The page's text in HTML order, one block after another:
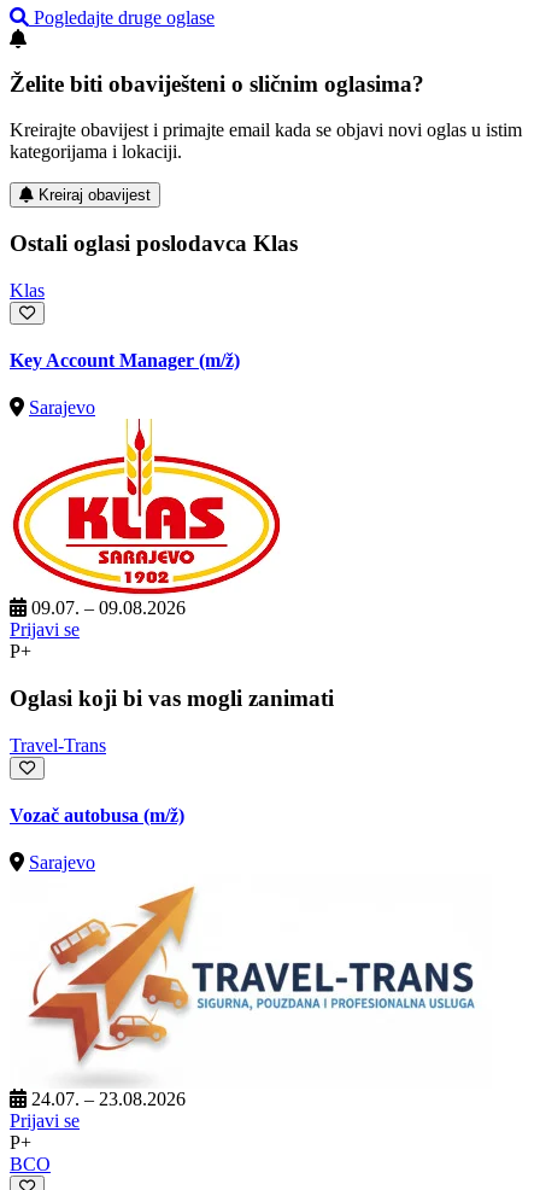
Pogledajte druge oglase
Želite biti obaviješteni o sličnim oglasima?
Kreirajte obavijest i primajte email kada se objavi novi oglas u istim
kategorijama i lokaciji.
Kreiraj obavijest
Ostali oglasi poslodavca Klas
Klas
Key Account Manager (m/ž)
Sarajevo
09.07. – 09.08.2026
Prijavi se
P+
Oglasi koji bi vas mogli zanimati
Travel-Trans
Vozač autobusa (m/ž)
Sarajevo
24.07. – 23.08.2026
Prijavi se
P+
BCO